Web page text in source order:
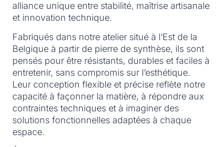
alliance unique entre stabilité, maîtrise artisanale
et innovation technique.
Fabriqués dans notre atelier situé à l’Est de la
Belgique à partir de pierre de synthèse, ils sont
pensés pour être résistants, durables et faciles à
entretenir, sans compromis sur l’esthétique.
Leur conception flexible et précise reflète notre
capacité à façonner la matière, à répondre aux
contraintes techniques et à imaginer des
solutions fonctionnelles adaptées à chaque
espace.